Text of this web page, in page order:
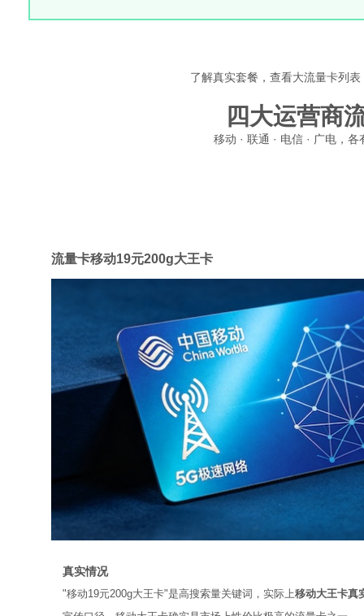
了解真实套餐，查看大流量卡列
四大运营商
移动 · 联通 · 电信 · 广电，
流量卡移动19元200g大王卡
真实情况
"移动19元200g大王卡"是高搜索量关键词，实际上移动大王卡真